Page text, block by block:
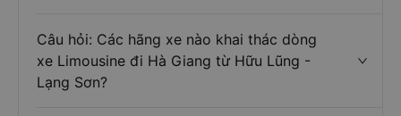
Câu hỏi: Các hãng xe nào khai thác dòng
xe Limousine đi Hà Giang từ Hữu Lũng -
Lạng Sơn?